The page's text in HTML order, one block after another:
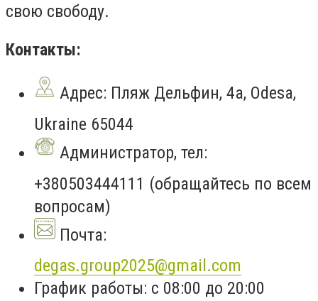
свою свободу.
Контакты:
Адрес: Пляж Дельфин, 4а, Odesa,
Ukraine 65044
Администратор, тел:
+380503444111 (обращайтесь по всем
вопросам)
Почта:
degas.group2025@gmail.com
График работы: с 08:00 до 20:00